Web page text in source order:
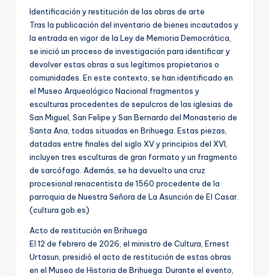
Identificación y restitución de las obras de arte
Tras la publicación del inventario de bienes incautados y
la entrada en vigor de la Ley de Memoria Democrática,
se inició un proceso de investigación para identificar y
devolver estas obras a sus legítimos propietarios o
comunidades. En este contexto, se han identificado en
el Museo Arqueológico Nacional fragmentos y
esculturas procedentes de sepulcros de las iglesias de
San Miguel, San Felipe y San Bernardo del Monasterio de
Santa Ana, todas situadas en Brihuega. Estas piezas,
datadas entre finales del siglo XV y principios del XVI,
incluyen tres esculturas de gran formato y un fragmento
de sarcófago. Además, se ha devuelto una cruz
procesional renacentista de 1560 procedente de la
parroquia de Nuestra Señora de La Asunción de El Casar.
(cultura.gob.es)
Acto de restitución en Brihuega
El 12 de febrero de 2026, el ministro de Cultura, Ernest
Urtasun, presidió el acto de restitución de estas obras
en el Museo de Historia de Brihuega. Durante el evento,